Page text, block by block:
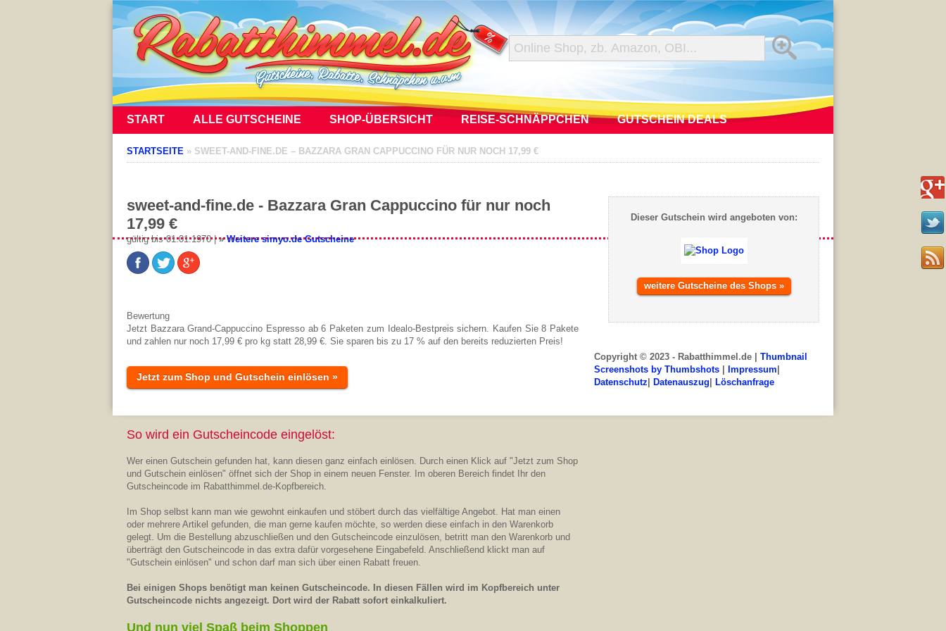
START ALLE GUTSCHEINE SHOP-ÜBERSICHT REISE-SCHNÄPPCHEN GUTSCHEIN DEALS
STARTSEITE » SWEET-AND-FINE.DE – BAZZARA GRAN CAPPUCCINO FÜR NUR NOCH 17,99 €
sweet-and-fine.de - Bazzara Gran Cappuccino für nur noch
17,99 €
gültig bis 01.01.1970 | »Weitere simyo.de Gutscheine
Bewertung
Jetzt Bazzara Grand-Cappuccino Espresso ab 6 Paketen zum Idealo-Bestpreis sichern. Kaufen Sie 8 Pakete
und zahlen nur noch 17,99 € pro kg statt 28,99 €. Sie sparen bis zu 17 % auf den bereits reduzierten Preis!
Jetzt zum Shop und Gutschein einlösen »
So wird ein Gutscheincode eingelöst:
Wer einen Gutschein gefunden hat, kann diesen ganz einfach einlösen. Durch einen Klick auf "Jetzt zum Shop
und Gutschein einlösen" öffnet sich der Shop in einem neuen Fenster. Im oberen Bereich findet Ihr den
Gutscheincode im Rabatthimmel.de-Kopfbereich.
Im Shop selbst kann man wie gewohnt einkaufen und stöbert durch das vielfältige Angebot. Hat man einen
oder mehrere Artikel gefunden, die man gerne kaufen möchte, so werden diese einfach in den Warenkorb
gelegt. Um die Bestellung abzuschließen und den Gutscheincode einzulösen, betritt man den Warenkorb und
überträgt den Gutscheincode in das extra dafür vorgesehene Eingabefeld. Anschließend klickt man auf
"Gutschein einlösen" und schon darf man sich über einen Rabatt freuen.
Bei einigen Shops benötigt man keinen Gutscheincode. In diesen Fällen wird im Kopfbereich unter
Gutscheincode nichts angezeigt. Dort wird der Rabatt sofort einkalkuliert.
Und nun viel Spaß beim Shoppen
Dieser Gutschein wird angeboten von:
weitere Gutscheine des Shops »
Copyright © 2023 - Rabatthimmel.de | Thumbnail
Screenshots by Thumbshots
Impressum
Datenschutz
Datenauszug Löschanfrage